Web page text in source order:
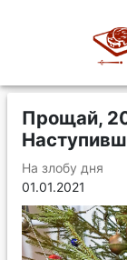
Прощай,
На злобу дня
01.01.2021